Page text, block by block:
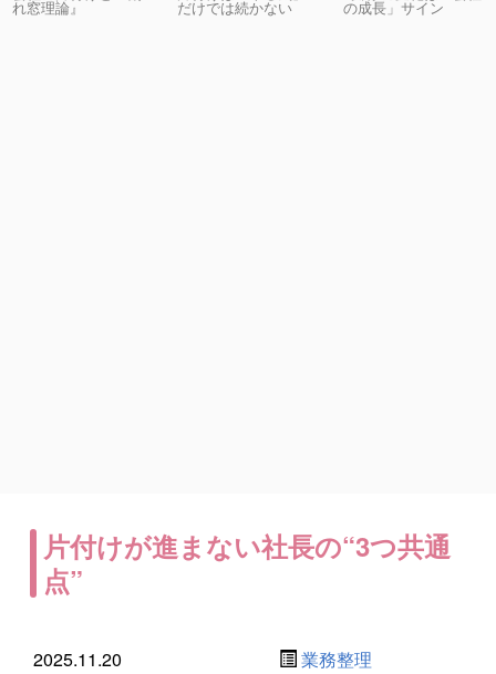
れ窓理論』 だけでは続かない の成長」サイン
片付けが進まない社長の“3つ共通
点”
2025.11.20 業務整理